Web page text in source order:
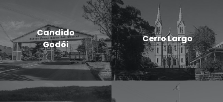
Candido
Godói
Cerro Largo